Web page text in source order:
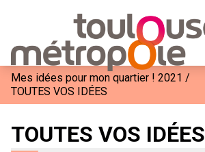
Mes idées pour mon quartier ! 2021 /
TOUTES VOS IDÉES
TOUTES VOS IDÉES